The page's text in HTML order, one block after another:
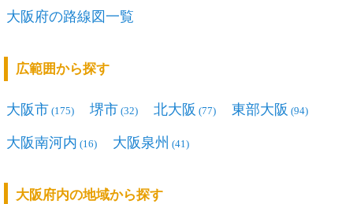
大阪府の路線図一覧
広範囲から探す
大阪市 (175) 堺市 (32) 北大阪 (77) 東部大阪 (94)
大阪南河内 (16) 大阪泉州 (41)
大阪府内の地域から探す